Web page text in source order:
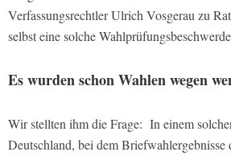
Verfassungsrechtler Ulrich Vosgerau zu
selbst eine solche
Es wurden schon Wahlen wegen
Wir stellten ihm die Frage: In einem
Deutschland, bei dem Briefwahlergebnisse